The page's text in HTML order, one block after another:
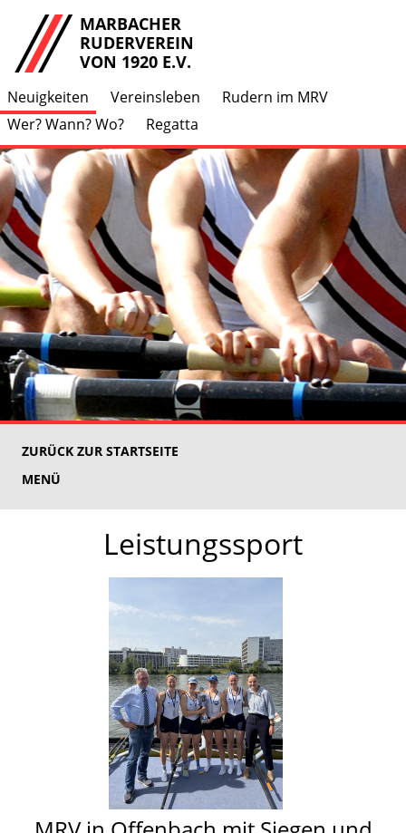
MARBACHER
RUDERVEREIN
VON 1920 E.V.
Neuigkeiten Vereinsleben
Rudern im MRV
Wer? Wann? Wo?
Regatta
ZURÜCK ZUR STARTSEITE
MENÜ
Leistungssport